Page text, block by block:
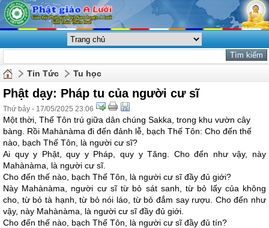
Tin Tức Tu học
Phật dạy: Pháp tu của người cư sĩ
Thứ bảy - 17/05/2025 23:06
Một thời, Thế Tôn trú giữa dân chúng Sakka, trong khu vườn cây
bàng. Rồi Mahànàma đi đến đảnh lễ, bạch Thế Tôn: Cho đến thế
nào, bạch Thế Tôn, là người cư sĩ?
Ai quy y Phật, quy y Pháp, quy y Tăng. Cho đến như vậy, này
Mahànàma, là người cư sĩ.
Cho đến thế nào, bạch Thế Tôn, là người cư sĩ đầy đủ giới?
Này Mahànàma, người cư sĩ từ bỏ sát sanh, từ bỏ lấy của không
cho, từ bỏ tà hạnh, từ bỏ nói láo, từ bỏ đắm say rượu. Cho đến như
vậy, này Mahànàma, là người cư sĩ đầy đủ giới.
Cho đến thế nào, bạch Thế Tôn, là người cư sĩ đầy đủ tín?